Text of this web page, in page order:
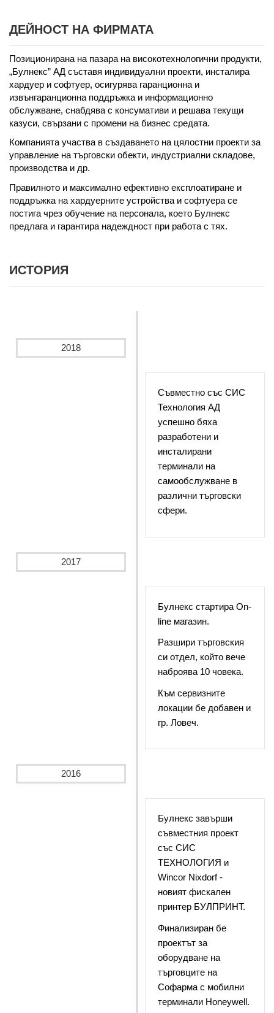
ДЕЙНОСТ НА ФИРМАТА
Позиционирана на пазара на високотехнологични продукти,
„Булнекс” АД съставя индивидуални проекти, инсталира
хардуер и софтуер, осигурява гаранционна и
извънгаранционна поддръжка и информационно
обслужване, снабдява с консумативи и решава текущи
казуси, свързани с промени на бизнес средата.
Компанията участва в създаването на цялостни проекти за
управление на търговски обекти, индустриални складове,
производства и др.
Правилното и максимално ефективно експлоатиране и
поддръжка на хардуерните устройства и софтуера се
постига чрез обучение на персонала, което Булнекс
предлага и гарантира надеждност при работа с тях.
ИСТОРИЯ
Съвместно със СИС
Технология АД
успешно бяха
разработени и
инсталирани
терминали на
самообслужване в
различни търговски
сфери.
2018
Булнекс стартира Оn-
line магазин.
Разшири търговския
си отдел, който вече
наброява 10 човека.
Към сервизните
локации бе добавен и
гр. Ловеч.
2017
Булнекс завърши
съвместния проект
със СИС
ТЕХНОЛОГИЯ и
Wincor Nixdorf -
новият фискален
принтер БУЛПРИНТ.
Финализиран бе
проектът за
оборудване на
търговците на
Софарма с мобилни
терминали Honeywell.
2016